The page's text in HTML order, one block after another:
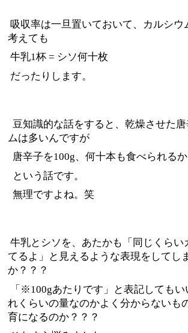
吸収率は一旦置いておいて、カルシウ
考えても
牛乳1杯 = シソ何十枚
だったりします。
豆知識的な話をすると、乾燥させた
ムは多いんですが
唐辛子を100g、何十本も食べられるか
という話です。
無理ですよね。笑
牛乳とシソを、あたかも「同じくらい
てるよ」と見えるような表現をしてし
か？？？
「※100gあたりです」と表記しても
れくらいの量なのかよく分からないも
育になるのか？？？